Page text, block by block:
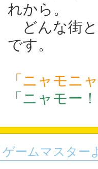
れから。
どんな街と
です。
「ニャモニ
「ニャモー
ゲームマスター